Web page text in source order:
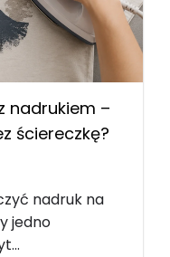
nadrukiem –
ściereczkę?
nadruk na
jedno